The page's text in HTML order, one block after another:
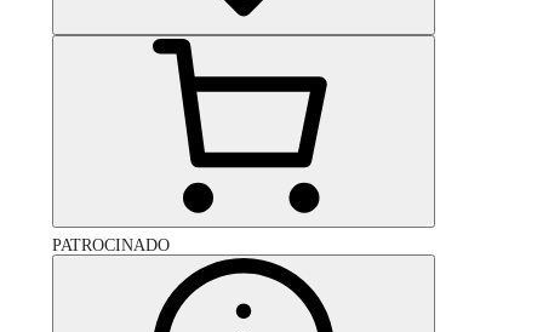
PATROCINADO